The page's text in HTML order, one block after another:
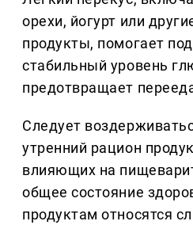
орехи, йогурт или
продукты, помогает
стабильный уровень
предотвращает
Следует
утренний рацион
влияющих на
общее состояние
продуктам относятся